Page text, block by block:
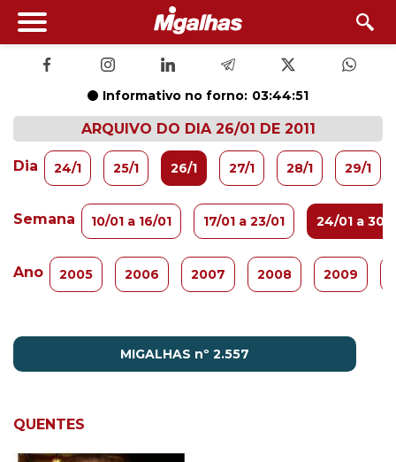
Informativo no forno: 03:44:50
ARQUIVO DO DIA 26/01 DE 2011
Dia 24/1 25/1 26/1 27/1 28/1 29/1
Semana 10/01 a 16/01 17/01 a 23/01 24/01 a 30/
Ano 2005 2006 2007 2008 2009
MIGALHAS nº 2.557
QUENTES